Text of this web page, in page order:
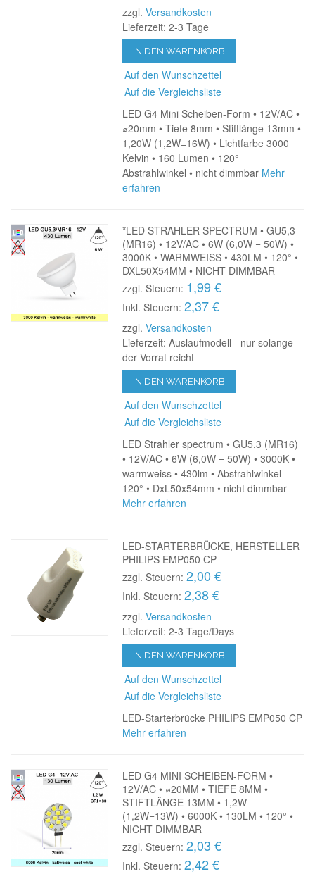
zzgl.Versandkosten
Lieferzeit: 2-3 Tage
IN DEN WARENKORB
Auf den Wunschzettel
Auf die Vergleichsliste
LED G4 Mini Scheiben-Form • 12V/AC •
⌀20mm • Tiefe 8mm • Stiftlänge 13mm •
1,20W (1,2W=16W) • Lichtfarbe 3000
Kelvin • 160 Lumen • 120°
Abstrahlwinkel • nicht dimmbar Mehr
erfahren
*LED STRAHLER SPECTRUM • GU5,3
(MR16) • 12V/AC • 6W (6,0W = 50W) •
3000K • WARMWEISS • 430LM • 120° •
DXL50X54MM • NICHT DIMMBAR
zzgl. Steuern: 1,99 €
Inkl. Steuern: 2,37 €
zzgl.Versandkosten
Lieferzeit: Auslaufmodell - nur solange
der Vorrat reicht
IN DEN WARENKORB
Auf den Wunschzettel
Auf die Vergleichsliste
LED Strahler spectrum • GU5,3 (MR16)
• 12V/AC • 6W (6,0W = 50W) • 3000K •
warmweiss • 430lm • Abstrahlwinkel
120° • DxL50x54mm • nicht dimmbar
Mehr erfahren
LED-STARTERBRÜCKE, HERSTELLER
PHILIPS EMP050 CP
zzgl. Steuern: 2,00 €
Inkl. Steuern: 2,38 €
zzgl.Versandkosten
Lieferzeit: 2-3 Tage/Days
IN DEN WARENKORB
Auf den Wunschzettel
Auf die Vergleichsliste
LED-Starterbrücke PHILIPS EMP050 CP
Mehr erfahren
LED G4 MINI SCHEIBEN-FORM •
12V/AC • ⌀20MM • TIEFE 8MM •
STIFTLÄNGE 13MM • 1,2W
(1,2W=13W) • 6000K • 130LM • 120° •
NICHT DIMMBAR
zzgl. Steuern: 2,03 €
Inkl. Steuern: 2,42 €